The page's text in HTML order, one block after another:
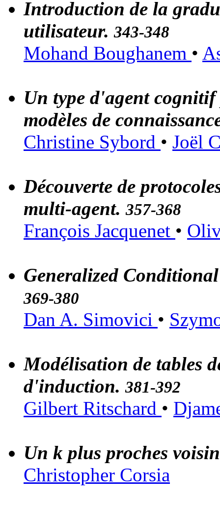
Introduction de la
utilisateur.343-348
Mohand Boughanem •
Un type d'agent
modèles de
Christine Sybord • Joël
Découverte de
multi-agent.357-368
François Jacquenet •
Generalized
369-380
Dan A. Simovici •
Modélisation de tables
d'induction.381-392
Gilbert Ritschard •
Un k plus proches
Christopher Corsia